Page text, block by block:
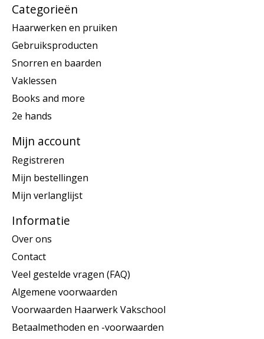
Categorieën
Haarwerken en pruiken
Gebruiksproducten
Snorren en baarden
Vaklessen
Books and more
2e hands
Mijn account
Registreren
Mijn bestellingen
Mijn verlanglijst
Informatie
Over ons
Contact
Veel gestelde vragen (FAQ)
Algemene voorwaarden
Voorwaarden Haarwerk Vakschool
Betaalmethoden en -voorwaarden